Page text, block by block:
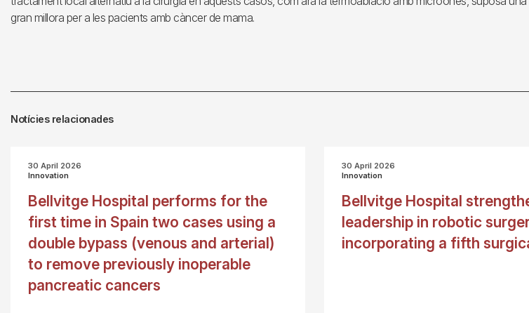
gran millora per a les pacients amb càncer de mama.
Notícies relacionades
30 April 2026
Innovation
Bellvitge Hospital performs for the
first time in Spain two cases using a
double bypass (venous and arterial)
to remove previously inoperable
pancreatic cancers
30 April 2026
Innovation
Bellvitge Hospital
leadership in robotic
incorporating a fifth